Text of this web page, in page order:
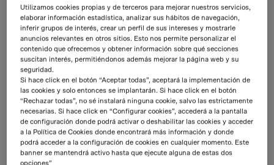
Punto de partida
Utilizamos cookies propias y de terceros para mejorar nuestros servicios,
elaborar información estadística, analizar sus hábitos de navegación,
inferir grupos de interés, crear un perfil de sus intereses y mostrarle
anuncios relevantes en otros sitios. Esto nos permite personalizar el
contenido que ofrecemos y obtener información sobre qué secciones
suscitan interés, permitiéndonos además mejorar la página web y su
seguridad.
Si hace click en el botón “Aceptar todas”, aceptará la implementación de
las cookies y solo entonces se implantarán. Si hace click en el botón
“Rechazar todas”, no sé instalará ninguna cookie, salvo las estrictamente
necesarias. Si hace click en “Configurar cookies”, accederá a la pantalla
de configuración donde podrá activar o deshabilitar las cookies y acceder
a la Política de Cookies donde encontrará más información y donde
podrá acceder a la configuración de cookies en cualquier momento. Este
banner se mantendrá activo hasta que ejecute alguna de estas dos
opciones”